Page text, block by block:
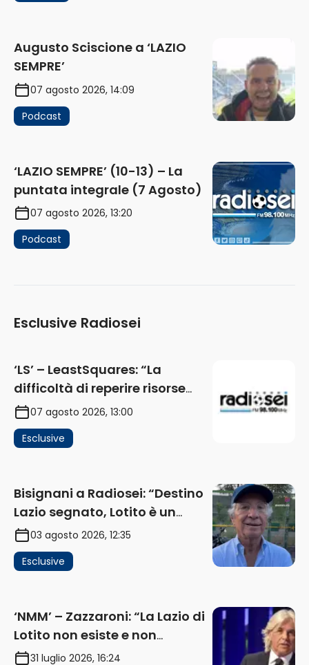
Augusto Sciscione a ‘LAZIO
SEMPRE’
07 agosto 2026, 14:09
Podcast
‘LAZIO SEMPRE’ (10-13) – La
puntata integrale (7 Agosto)
07 agosto 2026, 13:20
Podcast
Esclusive Radiosei
‘LS’ – LeastSquares: “La
difficoltà di reperire risorse
impatta sul mercato. Senza
investimenti non arrivano i
ricavi” (AUDIO)
07 agosto 2026, 13:00
Esclusive
Bisignani a Radiosei: “Destino
Lazio segnato, Lotito è un
problema, la chiave sono
Flaminio e politica. La protesta
e gli interessi dei fondi”
03 agosto 2026, 12:35
Esclusive
‘NMM’ – Zazzaroni: “La Lazio di
Lotito non esiste e non
funziona più. E’ ora di lasciare,
31 luglio 2026, 16:24